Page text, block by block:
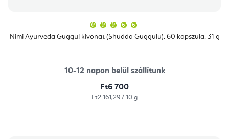
Nimi Ayurveda Guggul kivonat (Shudda Guggulu), 60 kapszula, 31 g
átlagos
értékelése
csillag.
10-12 napon belül szállítunk
Ft6 700
Egységár:
Ft2 161,29 / 10 g